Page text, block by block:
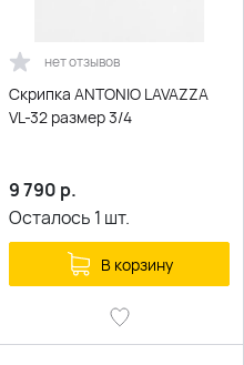
нет отзывов
Скрипка ANTONIO LAVAZZA
VL-32 размер 3/4
9 790 р.
Осталось 1 шт.
В корзину